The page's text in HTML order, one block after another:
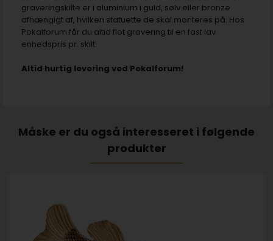
graveringskilte er i aluminium i guld, sølv eller bronze
afhængigt af, hvilken statuette de skal monteres på. Hos
Pokalforum får du altid flot gravering til en fast lav
enhedspris pr. skilt.
Altid hurtig levering ved Pokalforum!
Måske er du også interesseret i følgende
produkter